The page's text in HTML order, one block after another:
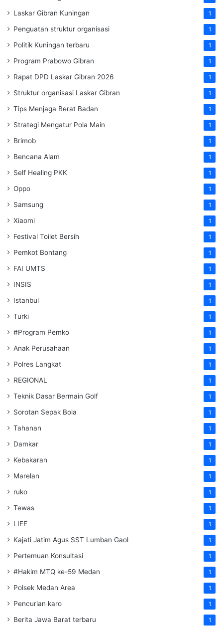
Laskar Gibran Kuningan 1
Penguatan struktur organisasi 1
Politik Kuningan terbaru 1
Program Prabowo Gibran 1
Rapat DPD Laskar Gibran 2026 1
Struktur organisasi Laskar Gibran 1
Tips Menjaga Berat Badan 1
Strategi Mengatur Pola Main 1
Brimob 1
Bencana Alam 1
Self Healing PKK 1
Oppo 1
Samsung 1
Xiaomi 1
Festival Toilet Bersih 1
Pemkot Bontang 1
FAI UMTS 1
INSIS 1
Istanbul 1
Turki 1
#Program Pemko 1
Anak Perusahaan 1
Polres Langkat 1
REGIONAL 1
Teknik Dasar Bermain Golf 1
Sorotan Sepak Bola 1
Tahanan 1
Damkar 1
Kebakaran 1
Marelan 1
ruko 1
Tewas 1
LIFE 1
Kajati Jatim Agus SST Lumban Gaol 1
Pertemuan Konsultasi 1
#Hakim MTQ ke-59 Medan 1
Polsek Medan Area 1
Pencurian karo 1
Berita Jawa Barat terbaru 1